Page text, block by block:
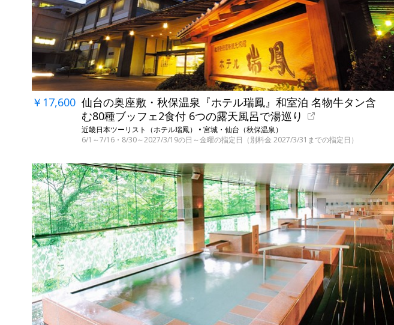
￥17,600 仙台の奥座敷・秋保温泉『ホテル瑞鳳』和室泊 名物牛タン含
む80種ブッフェ2食付 6つの露天風呂で湯巡り
近畿日本ツーリスト（ホテル瑞鳳） • 宮城・仙台（秋保温泉）
6/1～7/16・8/30～2027/3/19の日～金曜の指定日（別料金 2027/3/31までの指定日）